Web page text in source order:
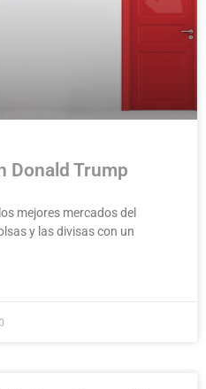
Donald Trump
mejores mercados del
y las divisas con un